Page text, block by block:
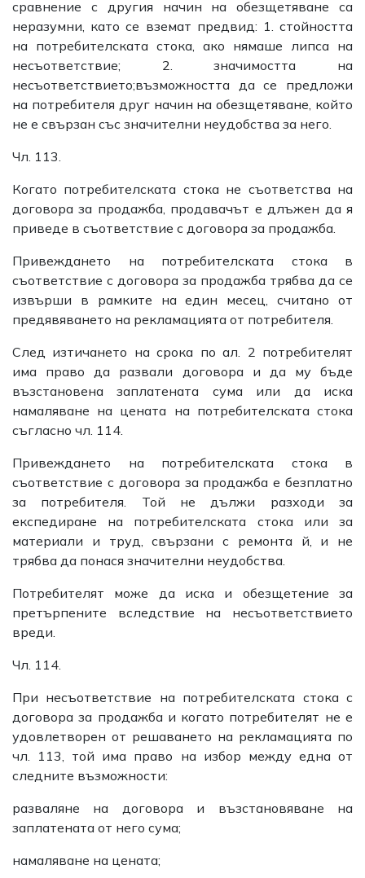
сравнение с другия начин на обезщетяване са
неразумни, като се вземат предвид: 1. стойността
на потребителската стока, ако нямаше липса на
несъответствие; 2. значимостта на
несъответствието;възможността да се предложи
на потребителя друг начин на обезщетяване, който
не е свързан със значителни неудобства за него.
Чл. 113.
Когато потребителската стока не съответства на
договора за продажба, продавачът е длъжен да я
приведе в съответствие с договора за продажба.
Привеждането на потребителската стока в
съответствие с договора за продажба трябва да се
извърши в рамките на един месец, считано от
предявяването на рекламацията от потребителя.
След изтичането на срока по ал. 2 потребителят
има право да развали договора и да му бъде
възстановена заплатената сума или да иска
намаляване на цената на потребителската стока
съгласно чл. 114.
Привеждането на потребителската стока в
съответствие с договора за продажба е безплатно
за потребителя. Той не дължи разходи за
експедиране на потребителската стока или за
материали и труд, свързани с ремонта й, и не
трябва да понася значителни неудобства.
Потребителят може да иска и обезщетение за
претърпените вследствие на несъответствието
вреди.
Чл. 114.
При несъответствие на потребителската стока с
договора за продажба и когато потребителят не е
удовлетворен от решаването на рекламацията по
чл. 113, той има право на избор между една от
следните възможности:
разваляне на договора и възстановяване на
заплатената от него сума;
намаляване на цената;